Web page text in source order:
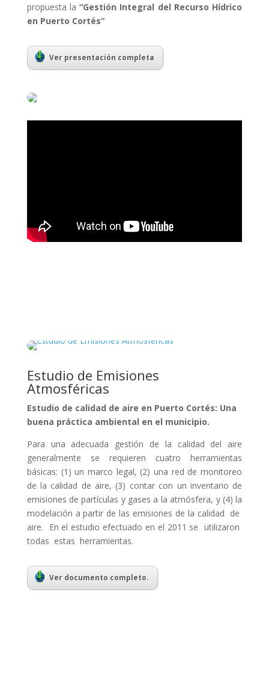
propuesta la“Gestión Integral del Recurso Hídrico
en Puerto Cortés”
Ver presentación completa
Estudio de Emisiones
Atmosféricas
Estudio de calidad de aire en Puerto Cortés: Una
buena práctica ambiental en el municipio.
Para una adecuada gestión de la calidad del aire
generalmente se requieren cuatro herramientas
básicas: (1) un marco legal, (2) una red de monitoreo
de la calidad de aire, (3) contar con un inventario de
emisiones de partículas y gases a la atmósfera, y (4) la
modelación a partir de las emisiones de la calidad de
aire. En el estudio efectuado en el 2011 se utilizaron
todas estas herramientas.
Ver documento completo.